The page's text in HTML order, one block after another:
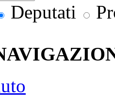
Deputati